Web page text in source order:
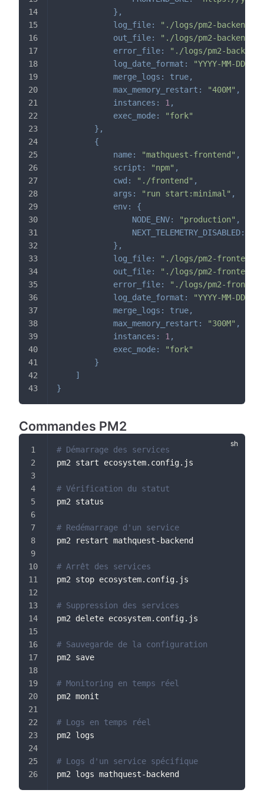
} ,
log_file:
"./logs/pm2-
out_file:
"./logs/pm2-backend-
error_file:
"./logs/pm2-
log_date_format :
"YYYY-MM-DD
merge_logs : true,
max_memory_restart : "400M" ,
instances : 1 ,
exec_mode:
"fork"
} ,
{
name: "mathquest-frontend" ,
script : "npm" ,
cwd : "./frontend" ,
args : "run start:minimal" ,
env:
{
NODE_ENV: "production" ,
NEXT_TELEMETRY_DISABLED:
} ,
log_file:
"./logs/pm2-
out_file:
"./logs/pm2-frontend-
error_file:
"./logs/pm2-
log_date_format :
"YYYY-MM-DD
merge_logs : true,
max_memory_restart : "300M" ,
instances : 1 ,
exec_mode:
"fork"
}
]
}
Commandes PM2
# Démarrage des services
pm2 start ecosystem.config.js
# Vérification du statut
pm2 status
# Redémarrage d'un service
pm2 restart mathquest-backend
# Arrêt des services
pm2 stop ecosystem.config.js
# Suppression des services
pm2 delete ecosystem.config.js
# Sauvegarde de la configuration
pm2 save
# Monitoring en temps réel
pm2 monit
# Logs en temps réel
pm2 logs
# Logs d'un service spécifique
pm2 logs mathquest-backend